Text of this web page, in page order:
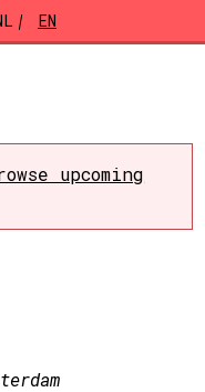
EN
upcoming